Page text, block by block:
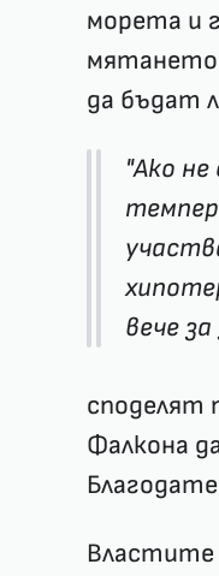
морета и
мятането
да бъдат
"Ако
вече
споделят
Фалкона
Властите